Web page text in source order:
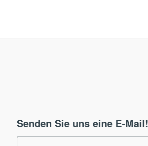
Senden Sie uns eine E-Mail!